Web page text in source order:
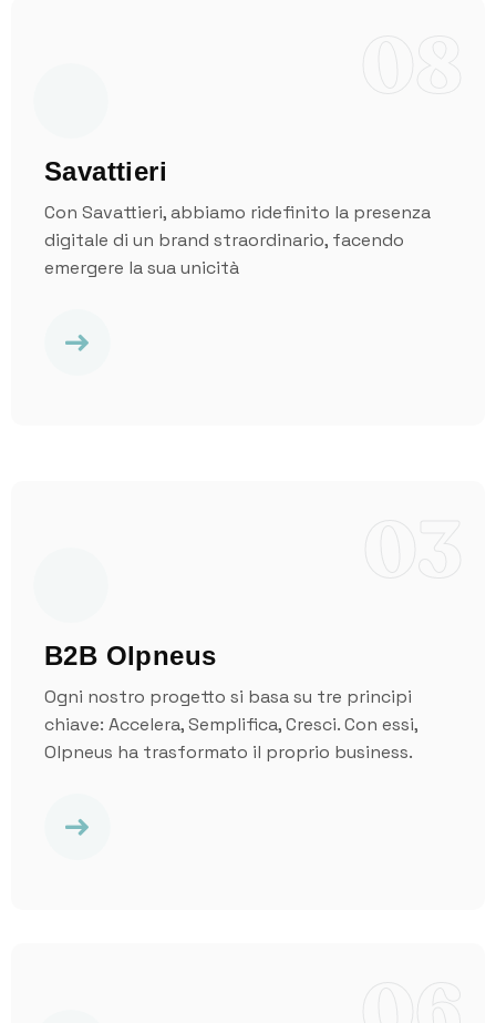
Savattieri
Con Savattieri, abbiamo ridefinito la presenza
digitale di un brand straordinario, facendo
emergere la sua unicità
B2B Olpneus
Ogni nostro progetto si basa su tre principi
chiave: Accelera, Semplifica, Cresci. Con essi,
Olpneus ha trasformato il proprio business.